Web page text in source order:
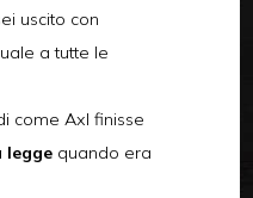
uscito con
a tutte le
come Axl finisse
leggequando era